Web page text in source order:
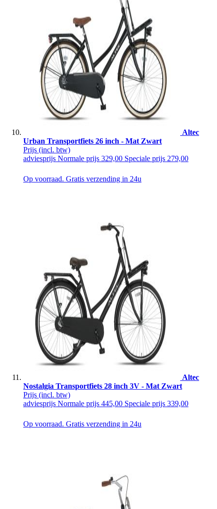
Altec
Urban Transportfiets 26 inch - Mat Zwart
Prijs (incl. btw)
adviesprijs Normale prijs 329,00 Speciale prijs 279,00
Op voorraad. Gratis verzending in 24u
Altec
Nostalgia Transportfiets 28 inch 3V - Mat Zwart
Prijs (incl. btw)
adviesprijs Normale prijs 445,00 Speciale prijs 339,00
Op voorraad. Gratis verzending in 24u